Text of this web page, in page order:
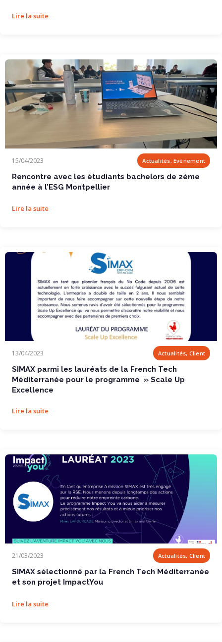
Lire la suite
Rencontre avec les étudiants bachelors de 2ème...
15/04/2023 Actualités, Evénement
Rencontre avec les étudiants bachelors de 2ème
année à l’ESG Montpellier
Lire la suite
13/04/2023 Actualités, Client
SIMAX parmi les lauréats de la French Tech
Méditerranée pour le programme » Scale Up
Excellence
Lire la suite
21/03/2023 Actualités, Client
SIMAX sélectionné par la French Tech Méditerranée
et son projet ImpactYou
Lire la suite